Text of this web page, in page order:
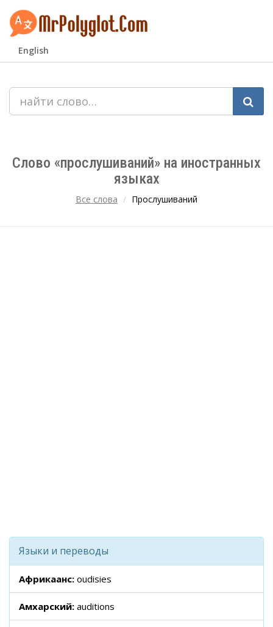
English
Слово «прослушиваний» на иностранных
языках
Все слова Прослушиваний
Языки и переводы
Африкаанс: oudisies
Амхарский: auditions